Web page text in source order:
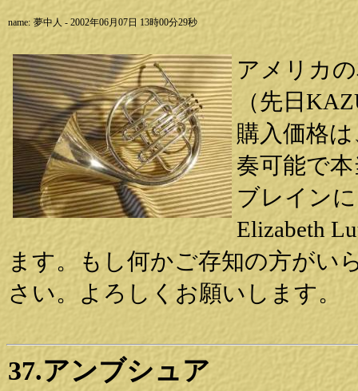
name: 夢中人 - 2002年06月07日 13時00分29秒
アメリカ
（先日
購入価格
奏可能で
ブレイン
Elizabeth
ます。もし何かご存知の方がい
さい。よろしくお願いします。
37.アンブシュア